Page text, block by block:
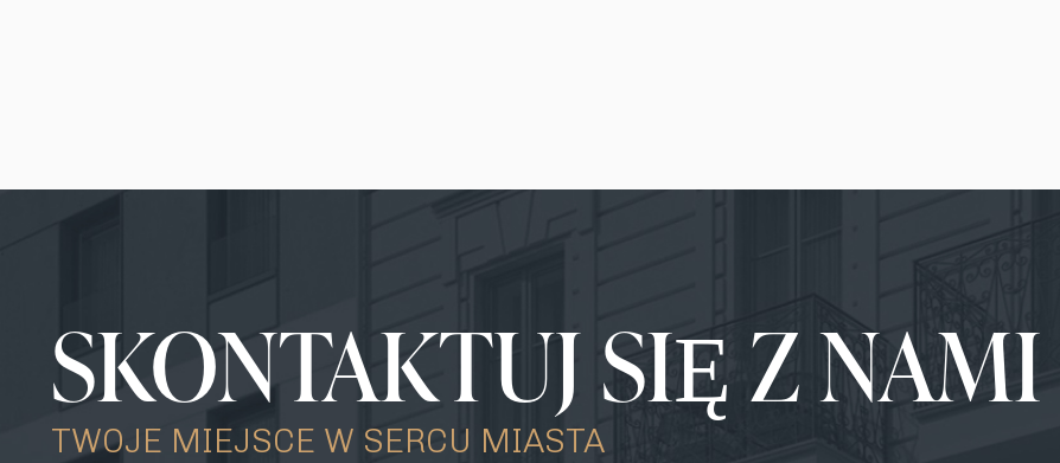
SKONTAKTUJ SIĘ Z NAMI
TWOJE MIEJSCE W SERCU MIASTA